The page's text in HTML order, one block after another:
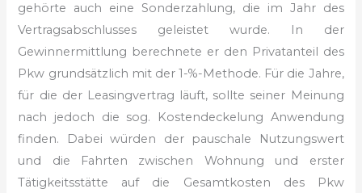
gehörte auch eine Sonderzahlung, die im Jahr des
Vertragsabschlusses geleistet wurde. In der
Gewinnermittlung berechnete er den Privatanteil des
Pkw grundsätzlich mit der 1-%-Methode. Für die Jahre,
für die der Leasingvertrag läuft, sollte seiner Meinung
nach jedoch die sog. Kostendeckelung Anwendung
finden. Dabei würden derpauschale Nutzungswert
und die Fahrten zwischen Wohnung und erster
Tätigkeitsstätte auf die Gesamtkosten des Pkw